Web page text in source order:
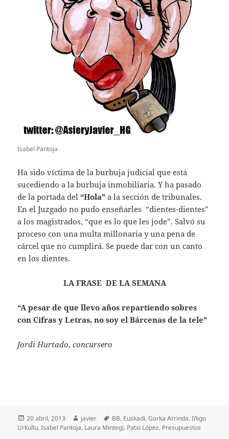
Isabel Pantoja
Ha sido víctima de la burbuja judicial que está
sucediendo a la burbuja inmobiliaria. Y ha pasado
de la portada del“Hola”a la sección de tribunales.
En el Juzgado no pudo enseñarles “dientes-dientes”
a los magistrados, “que es lo que les jode”. Salvó su
proceso con una multa millonaria y una pena de
cárcel que no cumplirá. Se puede dar con un canto
en los dientes.
LA FRASE DE LA SEMANA
“A pesar de que llevo años repartiendo sobres
con Cifras y Letras, no soy el Bárcenas de la tele”
Jordi Hurtado, concursero
Publicado
el
20 abril, 2013 Autor
javier Etiquetas
BB, Euskadi,Gorka Arrinda,Iñigo
Urkullu,Isabel Pantoja, Laura Mintegi, Patxi López, Presupuestos